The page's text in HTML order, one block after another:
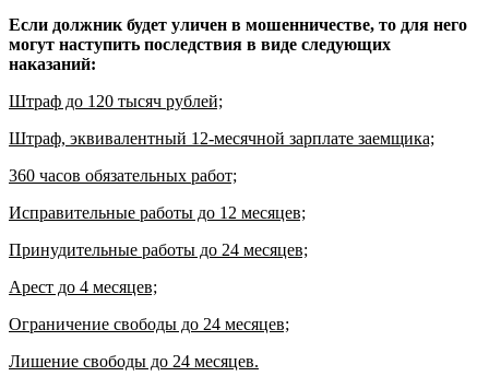
Если должник будет уличен в мошенничестве, то для него
могут наступить последствия в виде следующих
наказаний:
Штраф до 120 тысяч рублей;
Штраф, эквивалентный 12-месячной зарплате заемщика;
360 часов обязательных работ;
Исправительные работы до 12 месяцев;
Принудительные работы до 24 месяцев;
Арест до 4 месяцев;
Ограничение свободы до 24 месяцев;
Лишение свободы до 24 месяцев.